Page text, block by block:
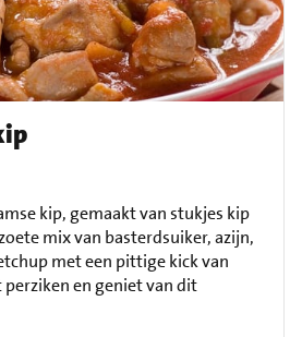
kip, gemaakt van stukjes kip
mix van basterdsuiker, azijn,
met een pittige kick van
perziken en geniet van dit